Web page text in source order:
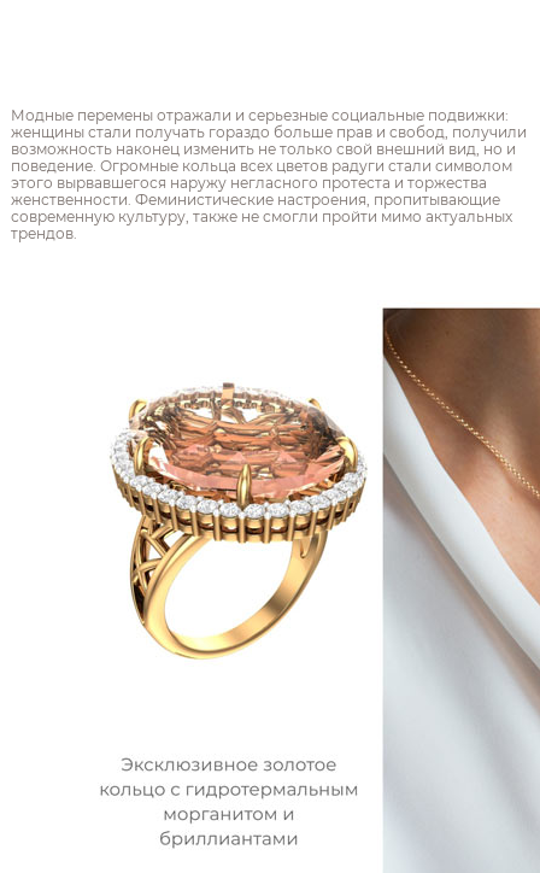
Модные перемены отражали и серьезные социальные подвижки:
женщины стали получать гораздо больше прав и свобод, получили
возможность наконец изменить не только свой внешний вид, но и
поведение. Огромные кольца всех цветов радуги стали символом
этого вырвавшегося наружу негласного протеста и торжества
женственности. Феминистические настроения, пропитывающие
современную культуру, также не смогли пройти мимо актуальных
трендов.